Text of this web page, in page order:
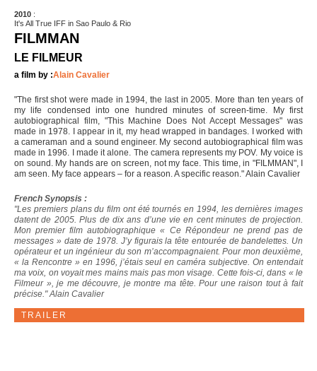
2010 :
It's All True IFF in Sao Paulo & Rio
FILMMAN
LE FILMEUR
a film by :Alain Cavalier
"The first shot were made in 1994, the last in 2005. More than ten years of
my life condensed into one hundred minutes of screen-time. My first
autobiographical film, "This Machine Does Not Accept Messages" was
made in 1978. I appear in it, my head wrapped in bandages. I worked with
a cameraman and a sound engineer. My second autobiographical film was
made in 1996. I made it alone. The camera represents my POV. My voice is
on sound. My hands are on screen, not my face. This time, in "FILMMAN", I
am seen. My face appears – for a reason. A specific reason." Alain Cavalier
French Synopsis :
"Les premiers plans du film ont été tournés en 1994, les dernières images
datent de 2005. Plus de dix ans d’une vie en cent minutes de projection.
Mon premier film autobiographique « Ce Répondeur ne prend pas de
messages » date de 1978. J’y figurais la tête entourée de bandelettes. Un
opérateur et un ingénieur du son m’accompagnaient. Pour mon deuxième,
« la Rencontre » en 1996, j’étais seul en caméra subjective. On entendait
ma voix, on voyait mes mains mais pas mon visage. Cette fois-ci, dans « le
Filmeur », je me découvre, je montre ma tête. Pour une raison tout à fait
précise." Alain Cavalier
TRAILER